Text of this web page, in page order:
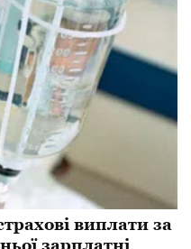
виплати за
зарплатні